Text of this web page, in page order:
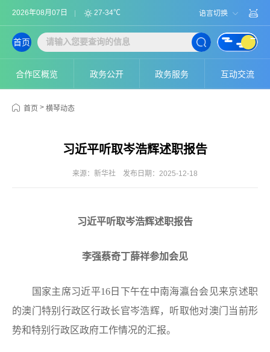
2026年08月07日 27-34℃ 语言切换
合作区概览 政务公开 政务服务 互动交流
首页
首页 > 横琴动态
习近平听取岑浩辉述职报告
来源：新华社 发布日期：2025-12-18
习近平听取岑浩辉述职报告
李强蔡奇丁薛祥参加会见
国家主席习近平16日下午在中南海瀛台会见来京述职
的澳门特别行政区行政长官岑浩辉，听取他对澳门当前形
势和特别行政区政府工作情况的汇报。